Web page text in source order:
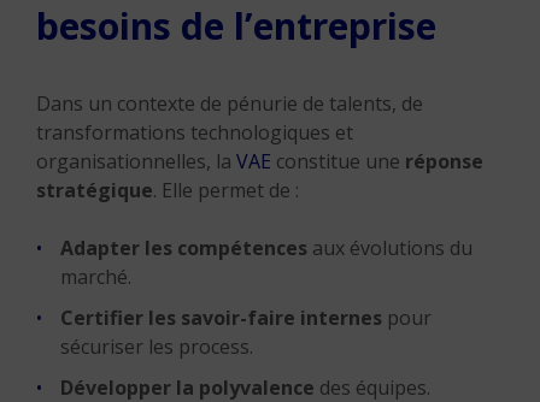
besoins de l’entreprise
Dans un contexte de pénurie de talents, de
transformations technologiques et
organisationnelles, la VAE constitue une réponse
stratégique. Elle permet de :
Adapter les compétences aux évolutions du
marché.
Certifier les savoir-faire internes pour
sécuriser les process.
Développer la polyvalence des équipes.